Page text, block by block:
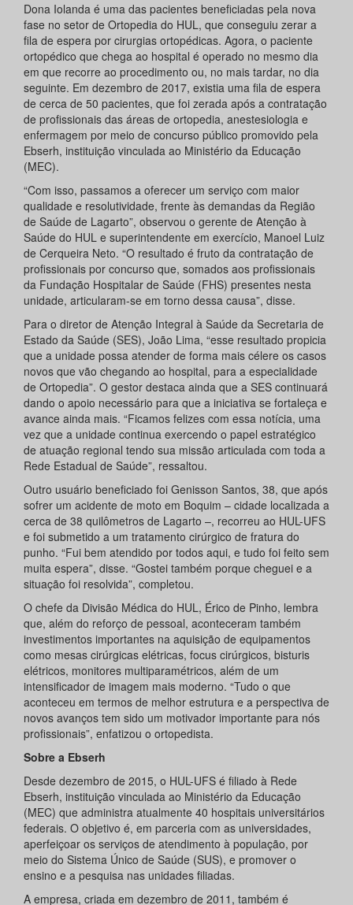
Dona Iolanda é uma das pacientes beneficiadas pela nova
fase no setor de Ortopedia do HUL, que conseguiu zerar a
fila de espera por cirurgias ortopédicas. Agora, o paciente
ortopédico que chega ao hospital é operado no mesmo dia
em que recorre ao procedimento ou, no mais tardar, no dia
seguinte. Em dezembro de 2017, existia uma fila de espera
de cerca de 50 pacientes, que foi zerada após a contratação
de profissionais das áreas de ortopedia, anestesiologia e
enfermagem por meio de concurso público promovido pela
Ebserh, instituição vinculada ao Ministério da Educação
(MEC).
“Com isso, passamos a oferecer um serviço com maior
qualidade e resolutividade, frente às demandas da Região
de Saúde de Lagarto”, observou o gerente de Atenção à
Saúde do HUL e superintendente em exercício, Manoel Luiz
de Cerqueira Neto. “O resultado é fruto da contratação de
profissionais por concurso que, somados aos profissionais
da Fundação Hospitalar de Saúde (FHS) presentes nesta
unidade, articularam-se em torno dessa causa”, disse.
Para o diretor de Atenção Integral à Saúde da Secretaria de
Estado da Saúde (SES), João Lima, “esse resultado propicia
que a unidade possa atender de forma mais célere os casos
novos que vão chegando ao hospital, para a especialidade
de Ortopedia”. O gestor destaca ainda que a SES continuará
dando o apoio necessário para que a iniciativa se fortaleça e
avance ainda mais. “Ficamos felizes com essa notícia, uma
vez que a unidade continua exercendo o papel estratégico
de atuação regional tendo sua missão articulada com toda a
Rede Estadual de Saúde”, ressaltou.
Outro usuário beneficiado foi Genisson Santos, 38, que após
sofrer um acidente de moto em Boquim – cidade localizada a
cerca de 38 quilômetros de Lagarto –, recorreu ao HUL-UFS
e foi submetido a um tratamento cirúrgico de fratura do
punho. “Fui bem atendido por todos aqui, e tudo foi feito sem
muita espera”, disse. “Gostei também porque cheguei e a
situação foi resolvida”, completou.
O chefe da Divisão Médica do HUL, Érico de Pinho, lembra
que, além do reforço de pessoal, aconteceram também
investimentos importantes na aquisição de equipamentos
como mesas cirúrgicas elétricas, focus cirúrgicos, bisturis
elétricos, monitores multiparamétricos, além de um
intensificador de imagem mais moderno. “Tudo o que
aconteceu em termos de melhor estrutura e a perspectiva de
novos avanços tem sido um motivador importante para nós
profissionais”, enfatizou o ortopedista.
Sobre a Ebserh
Desde dezembro de 2015, o HUL-UFS é filiado à Rede
Ebserh, instituição vinculada ao Ministério da Educação
(MEC) que administra atualmente 40 hospitais universitários
federais. O objetivo é, em parceria com as universidades,
aperfeiçoar os serviços de atendimento à população, por
meio do Sistema Único de Saúde (SUS), e promover o
ensino e a pesquisa nas unidades filiadas.
A empresa, criada em dezembro de 2011, também é